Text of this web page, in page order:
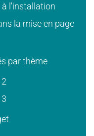
l'installation
la mise en page
par thème